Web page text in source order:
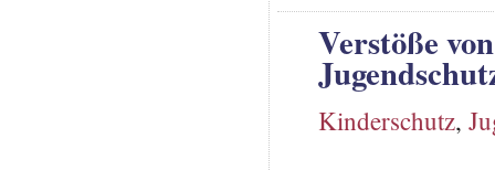
Verstöße
Kinderschutz,